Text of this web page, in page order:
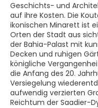
Geschichts- und
auf ihre Kosten. Die
ikonischen Minarett ist
Orten der Stadt aus
der Bahia-Palast mit
Decken und ruhigen
königliche
die Anfang des 20.
Versiegelung
aufwendig verzierten
Reichtum der Saadier-